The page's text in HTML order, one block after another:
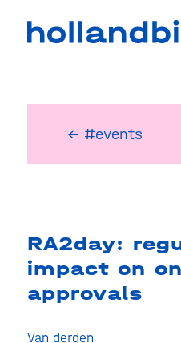
← #events
RA2day:
impact on
approvals
Van derden